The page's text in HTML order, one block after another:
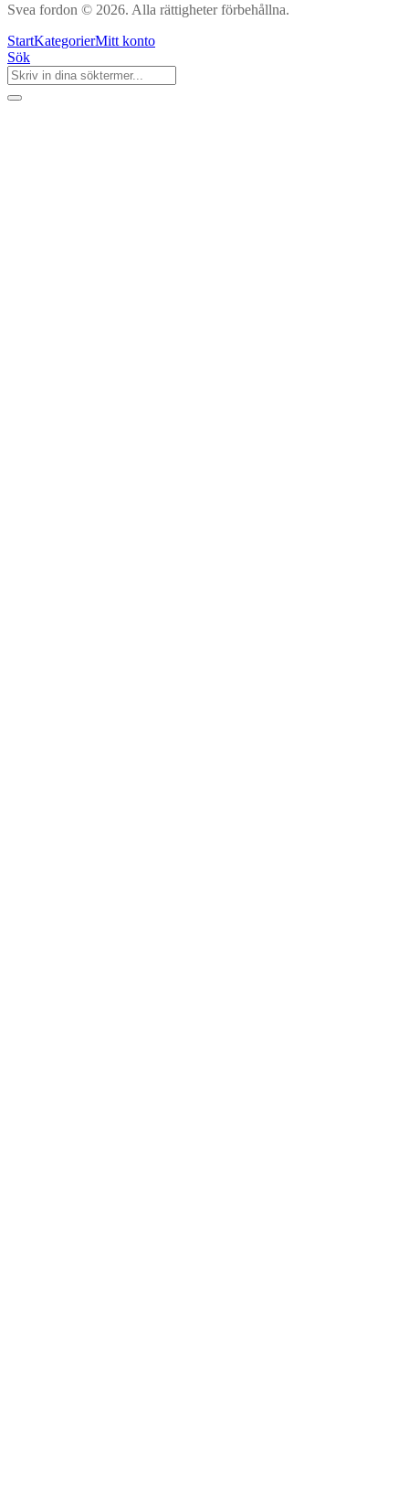
Svea fordon © 2026. Alla rättigheter förbehållna.
StartKategorierMitt konto
Sök